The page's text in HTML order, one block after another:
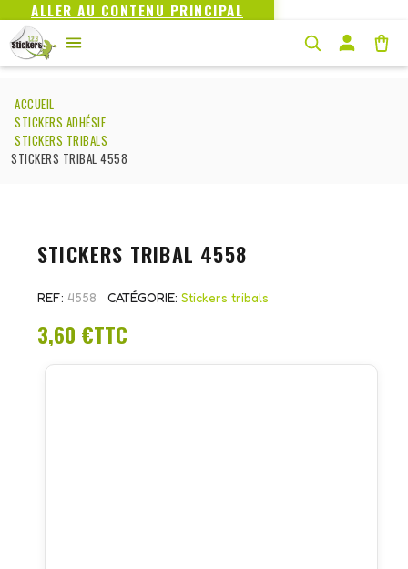
ALLER AU CONTENU PRINCIPAL
ACCUEIL
STICKERS ADHÉSIF
STICKERS TRIBALS
STICKERS TRIBAL 4558
STICKERS TRIBAL 4558
REF 4558 CATÉGORIE Stickers tribals
3,60 €TTC